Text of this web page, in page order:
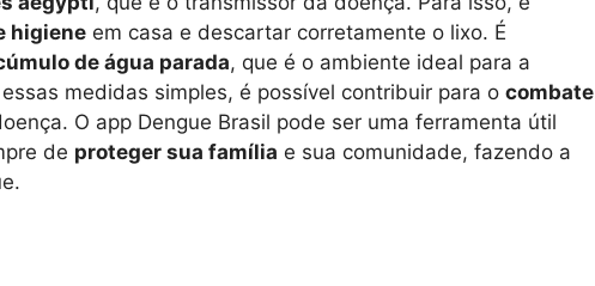
higiene em casa e descartar corretamente o lixo. É
de água parada, que é o ambiente ideal para a
medidas simples, é possível contribuir para o combate
O app Dengue Brasil pode ser uma ferramenta útil
de proteger sua família e sua comunidade, fazendo a